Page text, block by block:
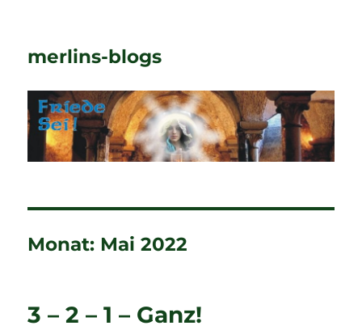
merlins-blogs
Monat: Mai 2022
3 – 2 – 1 – Ganz!